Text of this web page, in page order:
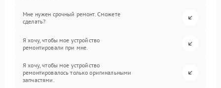
Мне нужен срочный ремонт. Сможете
сделать?
Я хочу, чтобы мое устройство
ремонтировали при мне.
Я хочу, чтобы мое устройство
ремонтировалось только оригинальными
запчастями.